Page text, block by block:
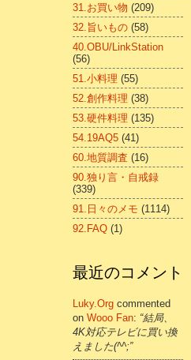
31.お買い物 (209)
32.旨いもの (58)
40.OBU/LinkStation
(56)
51.小料理 (55)
52.創作料理 (38)
53.硬件料理 (135)
54.19AQ5 (41)
60.地質調査 (16)
90.独り言・自戒録
(339)
91.日々のメモ (1114)
92.FAQ (1)
最近のコメント
Luky.org commented
on Wooo Fan: “結局、
4K対応テレビに買い換
えました(^^;”